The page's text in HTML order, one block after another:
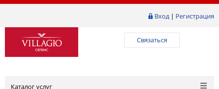
Вход| Регистрация
Связаться
Каталог услуг